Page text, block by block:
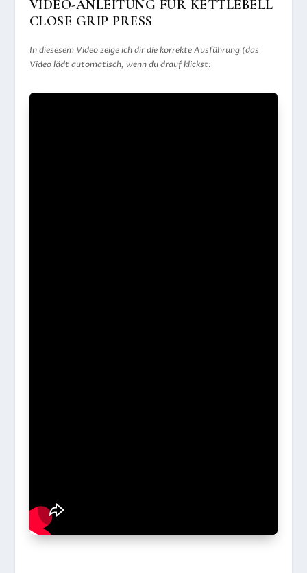
VIDEO-ANLEITUNG FÜR KETTLEBELL
CLOSE GRIP PRESS
In diesesem Video zeige ich dir die korrekte Ausführung (das
Video lädt automatisch, wenn du drauf klickst: